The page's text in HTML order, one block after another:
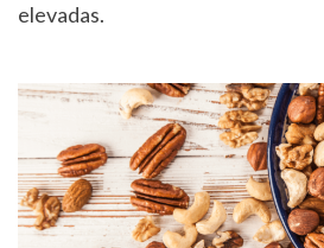
elevadas.